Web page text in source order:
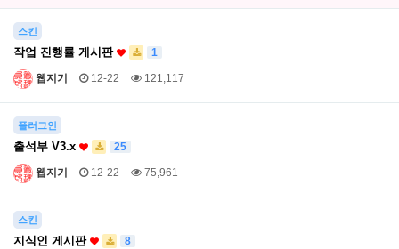
스킨
작업 진행률 게시판 1
웹지기 12-22 121,117
플러그인
출석부 V3.x 25
웹지기 12-22 75,961
스킨
지식인 게시판 8